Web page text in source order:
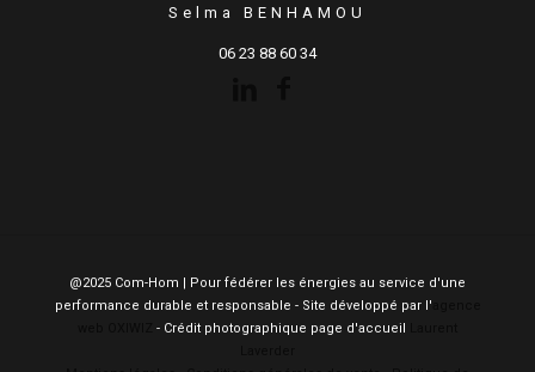
Selma BENHAMOU
06 23 88 60 34
@2025 Com-Hom | Pour fédérer les énergies au service d'une
performance durable et responsable - Site développé par l'
- Crédit photographique page d'accueil